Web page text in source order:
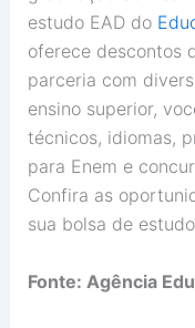
estudo EAD do
oferece descontos
parceria com
ensino superior,
técnicos, idiomas,
para Enem e
Confira as
sua bolsa de
Fonte: Agência